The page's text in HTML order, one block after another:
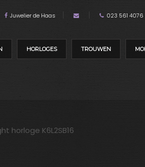
Juwelier de Haas 023 561 4076
HORLOGES TROUWEN